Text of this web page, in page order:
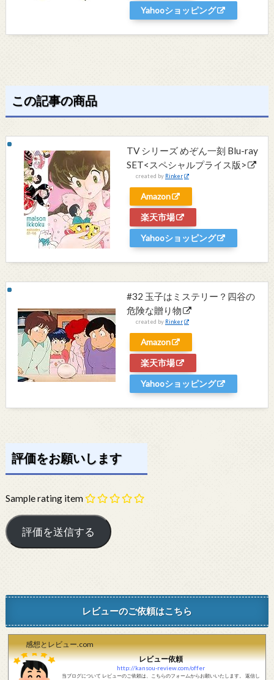
Yahooショッピング
この記事の商品
TV シリーズ めぞん一刻 Blu-ray
SET<スペシャルプライス版>
created by Rinker
Amazon
楽天市場
Yahooショッピング
#32 玉子はミステリー？四谷の
危険な贈り物
created by Rinker
Amazon
楽天市場
Yahooショッピング
評価をお願いします
Sample rating item
レビューのご依頼はこちら
感想とレビュー.com
レビュー依頼
http://kansou-review.com/offer
当ブログについて レビューのご依頼は、こちらのフォームからお願いいたします。 返信し